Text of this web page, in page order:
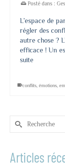
Posté dans :
L’espace de
régler des
autre chose ?
efficace ! Un
suite
conflits émotions
Rechercher :
Articles